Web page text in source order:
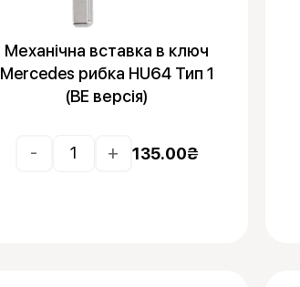
Механічна вставка в ключ
Mercedes рибка HU64 Тип 1
(BE версія)
- + 135.00₴